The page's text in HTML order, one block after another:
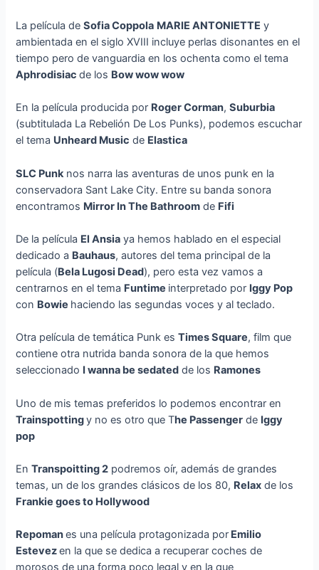
La película deSofia Coppola MARIE ANTONIETTE y
ambientada en el siglo XVIII incluye perlas disonantes en el
tiempo pero de vanguardia en los ochenta como el tema
Aphrodisiacde los Bow wow wow
En la película producida por Roger Corman,Suburbia
(subtitulada La Rebelión De Los Punks), podemos escuchar
el tema Unheard Music de Elastica
SLC Punknos narra las aventuras de unos punk en la
conservadora Sant Lake City. Entre su banda sonora
encontramos Mirror In The Bathroom de Fifi
De la película El Ansia ya hemos hablado en el especial
dedicado a Bauhaus, autores del tema principal de la
película (Bela Lugosi Dead), pero esta vez vamos a
centrarnos en el tema Funtime interpretado por Iggy Pop
con Bowie haciendo las segundas voces y al teclado.
Otra película de temática Punk esTimes Square, film que
contiene otra nutrida banda sonora de la que hemos
seleccionado I wanna be sedated de los Ramones
Uno de mis temas preferidos lo podemos encontrar en
Trainspottingy no es otro que The Passenger de Iggy
pop
EnTranspoitting 2 podremos oír, además de grandes
temas, un de los grandes clásicos de los 80, Relax de los
Frankie goes to Hollywood
Repomanes una película protagonizada por Emilio
Estevezen la que se dedica a recuperar coches de